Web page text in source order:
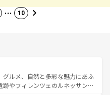
… 10
グルメ、自然と多彩な魅力にあふ
跡やフィレンツェのルネッサンス